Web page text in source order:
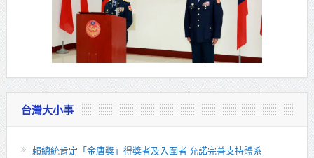
台灣大小事
賴總統肯定「金唐獎」得獎者及入圍者 允諾完善支持體系